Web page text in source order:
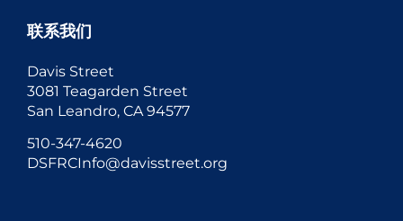
联系我们
Davis Street
3081 Teagarden Street
San Leandro, CA 94577
510-347-4620
DSFRCInfo@davisstreet.org